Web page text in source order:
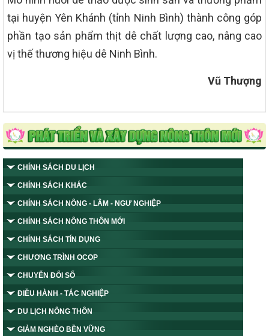
tại huyện Yên Khánh (tỉnh Ninh Bình) thành công góp
phần tạo sản phẩm thịt dê chất lượng cao, nâng cao
vị thế thương hiệu dê Ninh Bình.
Vũ Thượng
CHÍNH SÁCH DU LỊCH
CHÍNH SÁCH KHÁC
CHÍNH SÁCH NÔNG - LÂM - NGƯ NGHIỆP
CHÍNH SÁCH NÔNG THÔN MỚI
CHÍNH SÁCH TÍN DỤNG
CHƯƠNG TRÌNH OCOP
CHUYỂN ĐỔI SỐ
ĐIỀU HÀNH - TÁC NGHIỆP
DU LỊCH NÔNG THÔN
GIẢM NGHÈO BỀN VỮNG